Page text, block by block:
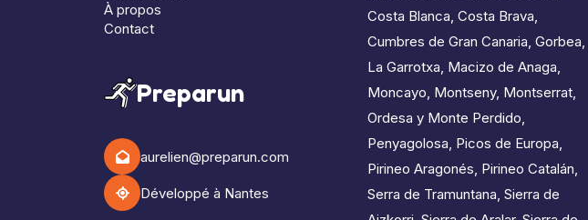
À propos
Contact
Preparun
aurelien@preparun.com
Développé à Nantes
Costa Blanca, Costa Brava,
Cumbres de Gran Canaria, Gorbea,
La Garrotxa, Macizo de Anaga,
Moncayo, Montseny, Montserrat,
Ordesa y Monte Perdido,
Penyagolosa, Picos de Europa,
Pirineo Aragonés, Pirineo Catalán,
Serra de Tramuntana, Sierra de